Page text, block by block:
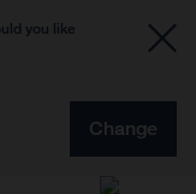
you like
Change